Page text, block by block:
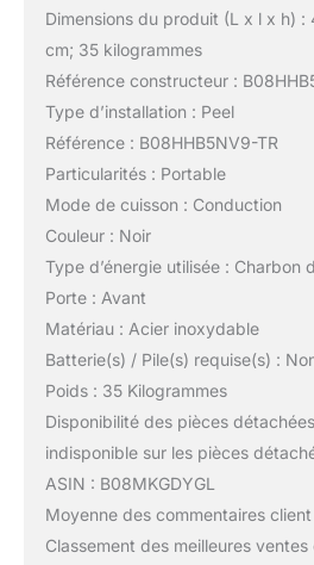
Dimensions du produit (L x l x h) :
cm; 35 kilogrammes
Référence constructeur :
Type d’installation : Peel
Référence : B08HHB5NV9-TR
Particularités : Portable
Mode de cuisson : Conduction
Couleur : Noir
Type d’énergie utilisée : Charbon
Porte : Avant
Matériau : Acier inoxydable
Batterie(s) / Pile(s) requise(s) :
Poids : 35 Kilogrammes
Disponibilité des pièces
indisponible sur les pièces
ASIN : B08MKGDYGL
Moyenne des commentaires
Classement des meilleures ventes